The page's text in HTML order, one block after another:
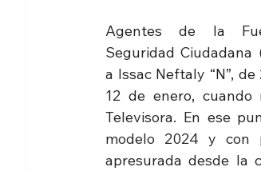
Agentes de la
Seguridad Ciudadana
a Issac Neftaly “N”,
12 de enero, cuando
Televisora. En ese
modelo 2024 y con
apresurada desde la